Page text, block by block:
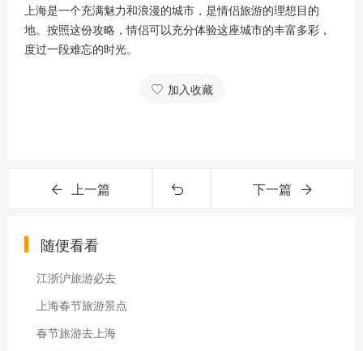
上海是一个充满魅力和浪漫的城市，是情侣旅游的理想目的
地。按照这份攻略，情侣可以充分体验这座城市的丰富多彩，
度过一段难忘的时光。
加入收藏
上一篇 下一篇
随便看看
江浙沪旅游必去
上海春节旅游景点
春节旅游去上海